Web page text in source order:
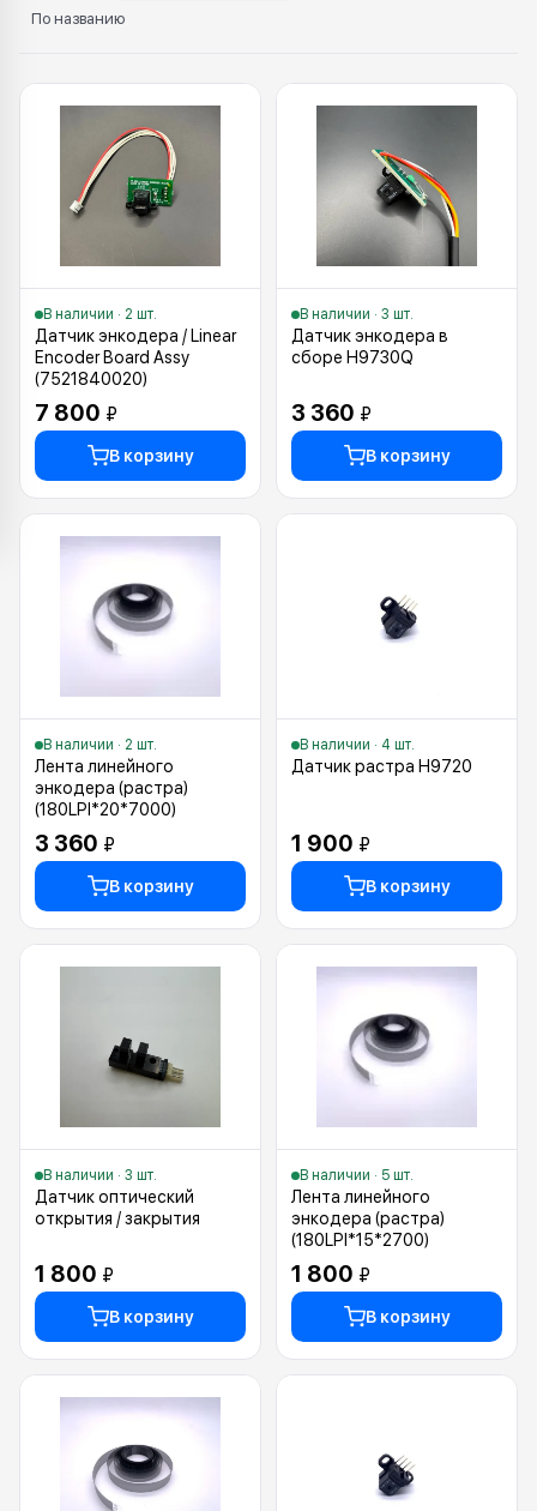
По названию
Каталог: Лента и датчики энкодера
В наличии · 2 шт.
Датчик энкодера / Linear
Encoder Board Assy
(7521840020)
7 800 ₽
В корзину
В наличии · 3 шт.
Датчик энкодера в
сборе H9730Q
3 360 ₽
В корзину
В наличии · 2 шт.
Лента линейного
энкодера (растра)
(180LPI*20*7000)
3 360 ₽
В корзину
В наличии · 4 шт.
Датчик растра H9720
1 900 ₽
В корзину
В наличии · 3 шт.
Датчик оптический
открытия / закрытия
1 800 ₽
В корзину
В наличии · 5 шт.
Лента линейного
энкодера (растра)
(180LPI*15*2700)
1 800 ₽
В корзину